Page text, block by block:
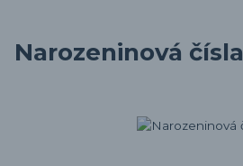
Narozeninová čísla